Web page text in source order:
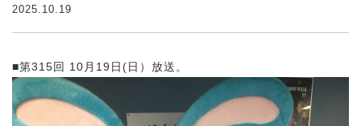
2025.10.19
■第315回 10月19日(日）放送。